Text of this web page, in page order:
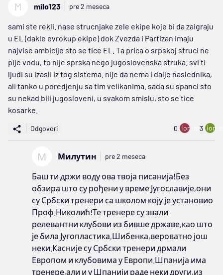
M milo123 pre 2 meseca
sami ste rekli. nase strucnjake zele ekipe koje bi da zaigraju
u EL (dakle evrokup ekipe) dok Zvezda i Partizan imaju
najvise ambicije sto se tice EL. Ta prica o srpskoj struci ne
pije vodu, to nije sprska nego jugoslovenska struka. svi ti
ljudi su izasli iz tog sistema. nije da nema i dalje naslednika,
ali tanko u poredjenju sa tim velikanima. sada su spanci sto
su nekad bili jugosloveni, u svakom smislu, sto se tice
kosarke.
Odgovori 0 ion:minus
3
М Милутин pre 2 meseca
Баш ти држи воду ова твоја писанија!Без
обзира што су рођени у време Југославије,они
су Србски тренери са школом коју је установио
Проф.Николић!Те тренере су звали
релевантни клубови из бивше државе,као што
је била Југопластика,Шибенка,вероватно још
неки.Касније су Србски тренери дрмали
Европом и клубовима у Европи.Шпанија има
тренере,али и у Шпанији раде неки други,из